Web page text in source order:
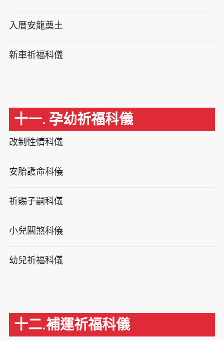
入厝安龍奠土
新車祈福科儀
十一. 孕幼祈福科儀
改制性情科儀
安胎護命科儀
祈賜子嗣科儀
小兒關煞科儀
幼兒祈福科儀
十二.補運祈福科儀